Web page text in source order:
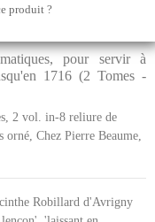
produit ?
pour servir à
1716 (2 Tomes -
2 vol. in-8 reliure de
orné, Chez Pierre Beaume,
Robillard d'Avrigny